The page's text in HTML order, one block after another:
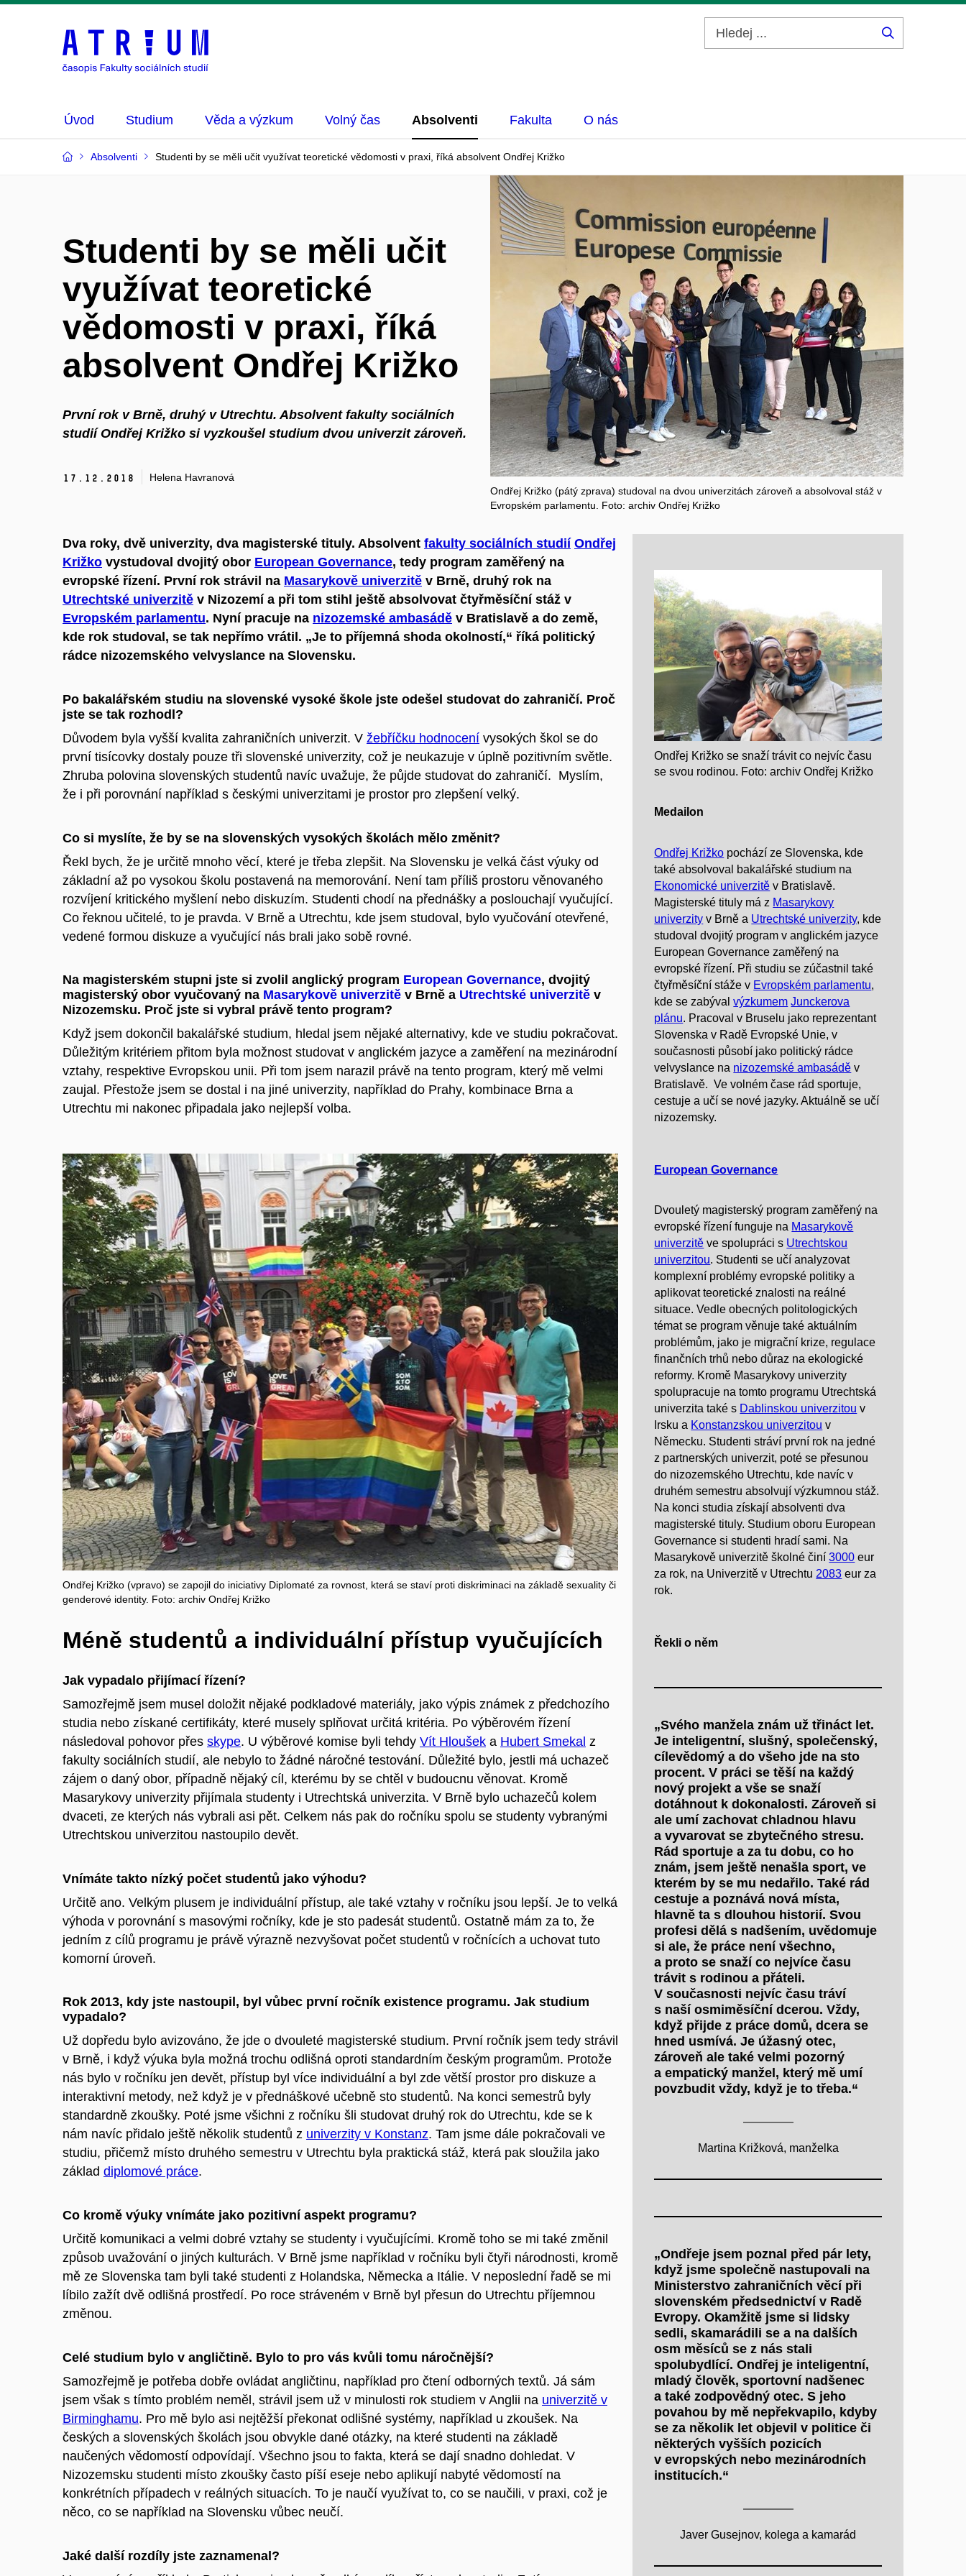
Úvod Studium Věda a výzkum Volný čas Absolventi Fakulta O nás
Absolventi Studenti by se měli učit využívat teoretické vědomosti v praxi, říká absolvent Ondřej Križko
Studenti by se měli učit
využívat teoretické
vědomosti v praxi, říká
absolvent Ondřej Križko
První rok v Brně, druhý v Utrechtu. Absolvent fakulty sociálních
studií Ondřej Križko si vyzkoušel studium dvou univerzit zároveň.
17. 12. 2018
Helena Havranová
Ondřej Križko (pátý zprava) studoval na dvou univerzitách zároveň a absolvoval stáž v
Evropském parlamentu. Foto: archiv Ondřej Križko
Dva roky, dvě univerzity, dva magisterské tituly. Absolvent fakulty sociálních studií Ondřej
Križko vystudoval dvojitý obor European Governance, tedy program zaměřený na
evropské řízení. První rok strávil na Masarykově univerzitě v Brně, druhý rok na
Utrechtské univerzitě v Nizozemí a při tom stihl ještě absolvovat čtyřměsíční stáž v
Evropském parlamentu. Nyní pracuje na nizozemské ambasádě v Bratislavě a do země,
kde rok studoval, se tak nepřímo vrátil. „Je to příjemná shoda okolností,“ říká politický
rádce nizozemského velvyslance na Slovensku.
Po bakalářském studiu na slovenské vysoké škole jste odešel studovat do zahraničí. Proč
jste se tak rozhodl?
Důvodem byla vyšší kvalita zahraničních univerzit. V žebříčku hodnocení vysokých škol se do
první tisícovky dostaly pouze tři slovenské univerzity, což je neukazuje v úplně pozitivním světle.
Zhruba polovina slovenských studentů navíc uvažuje, že půjde studovat do zahraničí. Myslím,
že i při porovnání například s českými univerzitami je prostor pro zlepšení velký.
Co si myslíte, že by se na slovenských vysokých školách mělo změnit?
Řekl bych, že je určitě mnoho věcí, které je třeba zlepšit. Na Slovensku je velká část výuky od
základní až po vysokou školu postavená na memorování. Není tam příliš prostoru věnovaného
rozvíjení kritického myšlení nebo diskuzím. Studenti chodí na přednášky a poslouchají vyučující.
Co řeknou učitelé, to je pravda. V Brně a Utrechtu, kde jsem studoval, bylo vyučování otevřené,
vedené formou diskuze a vyučující nás brali jako sobě rovné.
Na magisterském stupni jste si zvolil anglický program European Governance, dvojitý
magisterský obor vyučovaný na Masarykově univerzitě v Brně a Utrechtské univerzitě v
Nizozemsku. Proč jste si vybral právě tento program?
Když jsem dokončil bakalářské studium, hledal jsem nějaké alternativy, kde ve studiu pokračovat.
Důležitým kritériem přitom byla možnost studovat v anglickém jazyce a zaměření na mezinárodní
vztahy, respektive Evropskou unii. Při tom jsem narazil právě na tento program, který mě velmi
zaujal. Přestože jsem se dostal i na jiné univerzity, například do Prahy, kombinace Brna a
Utrechtu mi nakonec připadala jako nejlepší volba.
Ondřej Križko (vpravo) se zapojil do iniciativy Diplomaté za rovnost, která se staví proti diskriminaci na základě sexuality či
genderové identity. Foto: archiv Ondřej Križko
Méně studentů a individuální přístup vyučujících
Jak vypadalo přijímací řízení?
Samozřejmě jsem musel doložit nějaké podkladové materiály, jako výpis známek z předchozího
studia nebo získané certifikáty, které musely splňovat určitá kritéria. Po výběrovém řízení
následoval pohovor přes skype. U výběrové komise byli tehdy Vít Hloušek a Hubert Smekal z
fakulty sociálních studií, ale nebylo to žádné náročné testování. Důležité bylo, jestli má uchazeč
zájem o daný obor, případně nějaký cíl, kterému by se chtěl v budoucnu věnovat. Kromě
Masarykovy univerzity přijímala studenty i Utrechtská univerzita. V Brně bylo uchazečů kolem
dvaceti, ze kterých nás vybrali asi pět. Celkem nás pak do ročníku spolu se studenty vybranými
Utrechtskou univerzitou nastoupilo devět.
Vnímáte takto nízký počet studentů jako výhodu?
Určitě ano. Velkým plusem je individuální přístup, ale také vztahy v ročníku jsou lepší. Je to velká
výhoda v porovnání s masovými ročníky, kde je sto padesát studentů. Ostatně mám za to, že
jedním z cílů programu je právě výrazně nezvyšovat počet studentů v ročnících a uchovat tuto
komorní úroveň.
Rok 2013, kdy jste nastoupil, byl vůbec první ročník existence programu. Jak studium
vypadalo?
Už dopředu bylo avizováno, že jde o dvouleté magisterské studium. První ročník jsem tedy strávil
v Brně, i když výuka byla možná trochu odlišná oproti standardním českým programům. Protože
nás bylo v ročníku jen devět, přístup byl více individuální a byl zde větší prostor pro diskuze a
interaktivní metody, než když je v přednáškové učebně sto studentů. Na konci semestrů byly
standardně zkoušky. Poté jsme všichni z ročníku šli studovat druhý rok do Utrechtu, kde se k
nám navíc přidalo ještě několik studentů z univerzity v Konstanz. Tam jsme dále pokračovali ve
studiu, přičemž místo druhého semestru v Utrechtu byla praktická stáž, která pak sloužila jako
základ diplomové práce.
Co kromě výuky vnímáte jako pozitivní aspekt programu?
Určitě komunikaci a velmi dobré vztahy se studenty i vyučujícími. Kromě toho se mi také změnil
způsob uvažování o jiných kulturách. V Brně jsme například v ročníku byli čtyři národnosti, kromě
mě ze Slovenska tam byli také studenti z Holandska, Německa a Itálie. V neposlední řadě se mi
líbilo zažít dvě odlišná prostředí. Po roce stráveném v Brně byl přesun do Utrechtu příjemnou
změnou.
Celé studium bylo v angličtině. Bylo to pro vás kvůli tomu náročnější?
Samozřejmě je potřeba dobře ovládat angličtinu, například pro čtení odborných textů. Já sám
jsem však s tímto problém neměl, strávil jsem už v minulosti rok studiem v Anglii na univerzitě v
Birminghamu. Pro mě bylo asi nejtěžší překonat odlišné systémy, například u zkoušek. Na
českých a slovenských školách jsou obvykle dané otázky, na které studenti na základě
naučených vědomostí odpovídají. Všechno jsou to fakta, která se dají snadno dohledat. V
Nizozemsku studenti místo zkoušky často píší eseje nebo aplikují nabyté vědomostí na
konkrétních případech v reálných situacích. To je naučí využívat to, co se naučili, v praxi, což je
něco, co se například na Slovensku vůbec neučí.
Jaké další rozdíly jste zaznamenal?
Ondřej Križko se snaží trávit co nejvíc času
se svou rodinou. Foto: archiv Ondřej Križko
Medailon
Ondřej Križko pochází ze Slovenska, kde
také absolvoval bakalářské studium na
Ekonomické univerzitě v Bratislavě.
Magisterské tituly má z Masarykovy
univerzity v Brně a Utrechtské univerzity, kde
studoval dvojitý program v anglickém jazyce
European Governance zaměřený na
evropské řízení. Při studiu se zúčastnil také
čtyřměsíční stáže v Evropském parlamentu,
kde se zabývalvýzkumem Junckerova
plánu. Pracoval v Bruselu jako reprezentant
Slovenska v Radě Evropské Unie, v
současnosti působí jako politický rádce
velvyslance na nizozemské ambasádě v
Bratislavě. Ve volném čase rád sportuje,
cestuje a učí se nové jazyky. Aktuálně se učí
nizozemsky.
European Governance
Dvouletý magisterský program zaměřený na
evropské řízení funguje na Masarykově
univerzitě ve spolupráci s Utrechtskou
univerzitou. Studenti se učí analyzovat
komplexní problémy evropské politiky a
aplikovat teoretické znalosti na reálné
situace. Vedle obecných politologických
témat se program věnuje také aktuálním
problémům, jako je migrační krize, regulace
finančních trhů nebo důraz na ekologické
reformy. Kromě Masarykovy univerzity
spolupracuje na tomto programu Utrechtská
univerzita také s Dablinskou univerzitou v
Irsku a Konstanzskou univerzitou v
Německu. Studenti stráví první rok na jedné
z partnerských univerzit, poté se přesunou
do nizozemského Utrechtu, kde navíc v
druhém semestru absolvují výzkumnou stáž.
Na konci studia získají absolventi dva
magisterské tituly. Studium oboru European
Governance si studenti hradí sami. Na
Masarykově univerzitě školné činí3000 eur
za rok, na Univerzitě v Utrechtu2083 eur za
rok.
Řekli o něm
„Svého manžela znám už třináct let.
Je inteligentní, slušný, společenský,
cílevědomý a do všeho jde na sto
procent. V práci se těší na každý
nový projekt a vše se snaží
dotáhnout k dokonalosti. Zároveň si
ale umí zachovat chladnou hlavu
a vyvarovat se zbytečného stresu.
Rád sportuje a za tu dobu, co ho
znám, jsem ještě nenašla sport, ve
kterém by se mu nedařilo. Také rád
cestuje a poznává nová místa,
hlavně ta s dlouhou historií. Svou
profesi dělá s nadšením, uvědomuje
si ale, že práce není všechno,
a proto se snaží co nejvíce času
trávit s rodinou a přáteli.
V současnosti nejvíc času tráví
s naší osmiměsíční dcerou. Vždy,
když přijde z práce domů, dcera se
hned usmívá. Je úžasný otec,
zároveň ale také velmi pozorný
a empatický manžel, který mě umí
povzbudit vždy, když je to třeba.“
Martina Križková, manželka
„Ondřeje jsem poznal před pár lety,
když jsme společně nastupovali na
Ministerstvo zahraničních věcí při
slovenském předsednictví v Radě
Evropy. Okamžitě jsme si lidsky
sedli, skamarádili se a na dalších
osm měsíců se z nás stali
spolubydlící. Ondřej je inteligentní,
mladý člověk, sportovní nadšenec
a také zodpovědný otec. S jeho
povahou by mě nepřekvapilo, kdyby
se za několik let objevil v politice či
některých vyšších pozicích
v evropských nebo mezinárodních
institucích.“
Javer Gusejnov, kolega a kamarád